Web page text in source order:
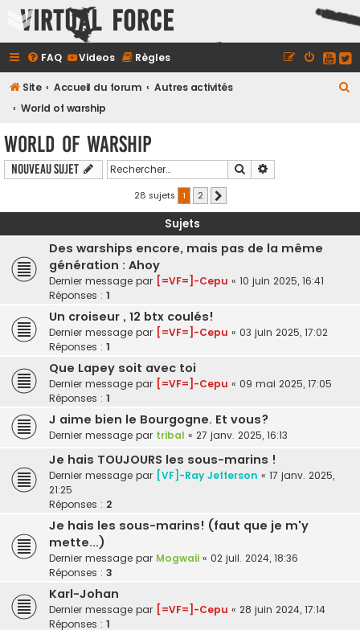
Virtual Force
FAQ Videos Règles
Site Accueil du forum
Autres activités
World of warship
c
h
World of warship
Nouveau sujet Rechercher
28 sujets 1 2
Sujets
Des warships encore, mais pas de la même
génération : Ahoy
Dernier message par [=VF=]-Cepu « 10 juin 2025, 16:41
Réponses : 1
Un croiseur , 12 btx coulés!
Dernier message par [=VF=]-Cepu « 03 juin 2025, 17:02
Réponses : 1
Que Lapey soit avec toi
Dernier message par [=VF=]-Cepu « 09 mai 2025, 17:05
Réponses : 1
J aime bien le Bourgogne. Et vous?
Dernier message par tribal « 27 janv. 2025, 16:13
Je hais TOUJOURS les sous-marins !
Dernier message par [VF]-Ray Jefferson « 17 janv. 2025,
21:25
Réponses : 2
Je hais les sous-marins! (faut que je m'y
mette...)
Dernier message par Mogwaii « 02 juil. 2024, 18:36
Réponses : 3
Karl-Johan
Dernier message par [=VF=]-Cepu « 28 juin 2024, 17:14
Réponses : 1